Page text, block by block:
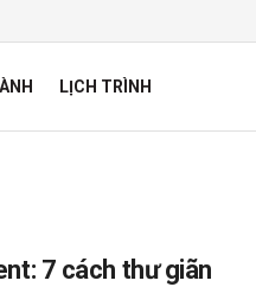
LỊCH TRÌNH
7 cách thư giãn